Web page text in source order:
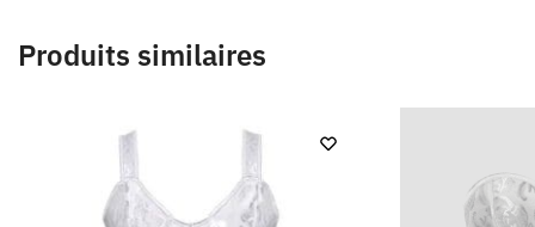
Produits similaires